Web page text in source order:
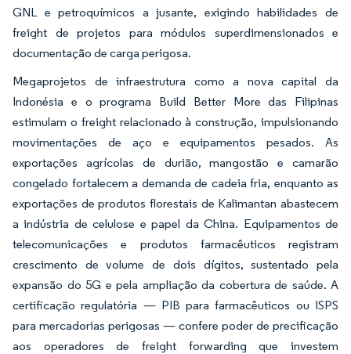
GNL e petroquímicos a jusante, exigindo habilidades de
freight de projetos para módulos superdimensionados e
documentação de carga perigosa.
Megaprojetos de infraestrutura como a nova capital da
Indonésia e o programa Build Better More das Filipinas
estimulam o freight relacionado à construção, impulsionando
movimentações de aço e equipamentos pesados. As
exportações agrícolas de durião, mangostão e camarão
congelado fortalecem a demanda de cadeia fria, enquanto as
exportações de produtos florestais de Kalimantan abastecem
a indústria de celulose e papel da China. Equipamentos de
telecomunicações e produtos farmacêuticos registram
crescimento de volume de dois dígitos, sustentado pela
expansão do 5G e pela ampliação da cobertura de saúde. A
certificação regulatória — PIB para farmacêuticos ou ISPS
para mercadorias perigosas — confere poder de precificação
aos operadores de freight forwarding que investem